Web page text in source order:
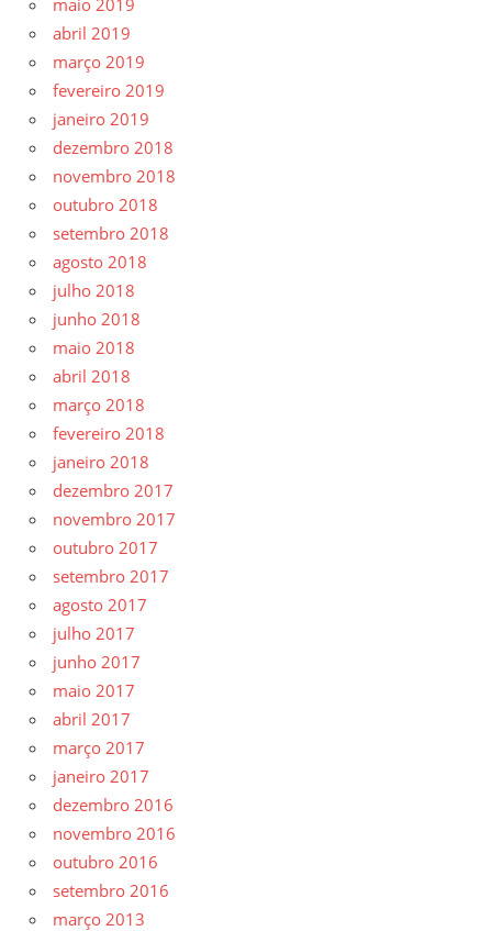
abril 2019
março 2019
fevereiro 2019
janeiro 2019
dezembro 2018
novembro 2018
outubro 2018
setembro 2018
agosto 2018
julho 2018
junho 2018
maio 2018
abril 2018
março 2018
fevereiro 2018
janeiro 2018
dezembro 2017
novembro 2017
outubro 2017
setembro 2017
agosto 2017
julho 2017
junho 2017
maio 2017
abril 2017
março 2017
janeiro 2017
dezembro 2016
novembro 2016
outubro 2016
setembro 2016
março 2013